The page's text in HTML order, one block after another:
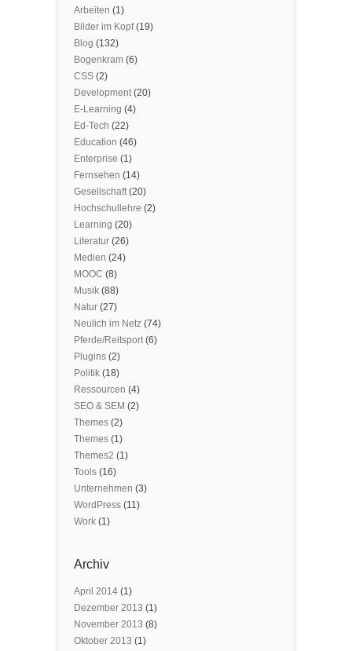
Arbeiten (1)
Bilder im Kopf(19)
Blog (132)
Bogenkram (6)
CSS (2)
Development(20)
E-Learning (4)
Ed-Tech (22)
Education (46)
Enterprise (1)
Fernsehen (14)
Gesellschaft(20)
Hochschullehre (2)
Learning (20)
Literatur (26)
Medien (24)
MOOC (8)
Musik (88)
Natur (27)
Neulich im Netz (74)
Pferde/Reitsport(6)
Plugins (2)
Politik (18)
Ressourcen (4)
SEO & SEM (2)
Themes (2)
Themes (1)
Themes2 (1)
Tools (16)
Unternehmen (3)
WordPress (11)
Work (1)
Archiv
April 2014 (1)
Dezember 2013 (1)
November 2013 (8)
Oktober 2013 (1)